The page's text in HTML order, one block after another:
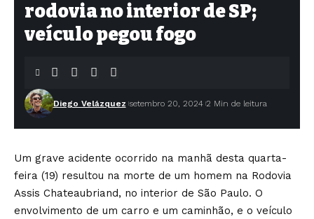
rodovia no interior de SP;
veículo pegou fogo
Diego Velázquez setembro 20, 2024 2 Min de leitura
Um grave acidente ocorrido na manhã desta quarta-
feira (19) resultou na morte de um homem na Rodovia
Assis Chateaubriand, no interior de São Paulo. O
envolvimento de um carro e um caminhão, e o veículo